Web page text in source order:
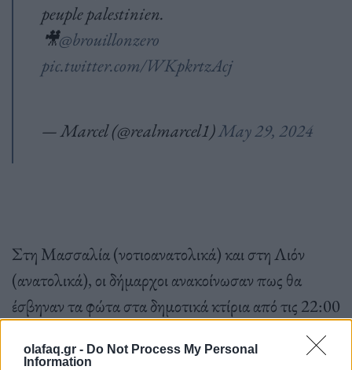
olafaq.gr - Do Not Process My Personal
Information
peuple palestinien.
🎥@brouillonzero
pic.twitter.com/WKpkrtzAcj
— Marcel (@realmarcel1)May 29, 2024
Στη Μασσαλία (νοτιοανατολικά) και στη Λιόν
(ανατολικά), οι δήμαρχοι ανακοίνωσαν πως θα
έσβηναν τα φώτα στα δημοτικά κτίρια από τις 22:00
«στα θύματα
στις τάξεις των αμάχων στη Γάζα».